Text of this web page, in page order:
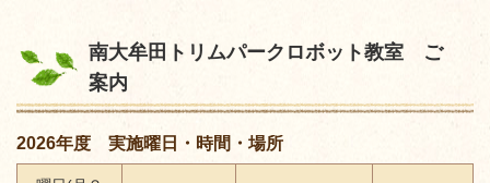
南大牟田トリムパークロボット教室 ご
案内
2026年度 実施曜日・時間・場所